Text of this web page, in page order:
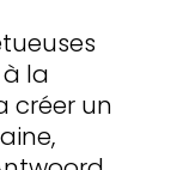
la
créer un